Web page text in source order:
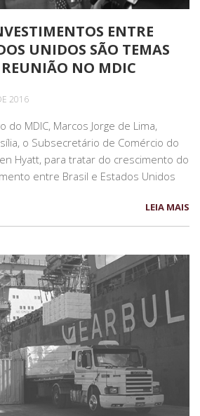
ENTRE
UNIDOS SÃO TEMAS
NO MDIC
2016
do MDIC, Marcos Jorge de Lima,
o Subsecretário de Comércio do
Hyatt, para tratar do crescimento do
entre Brasil e Estados Unidos
LEIA MAIS